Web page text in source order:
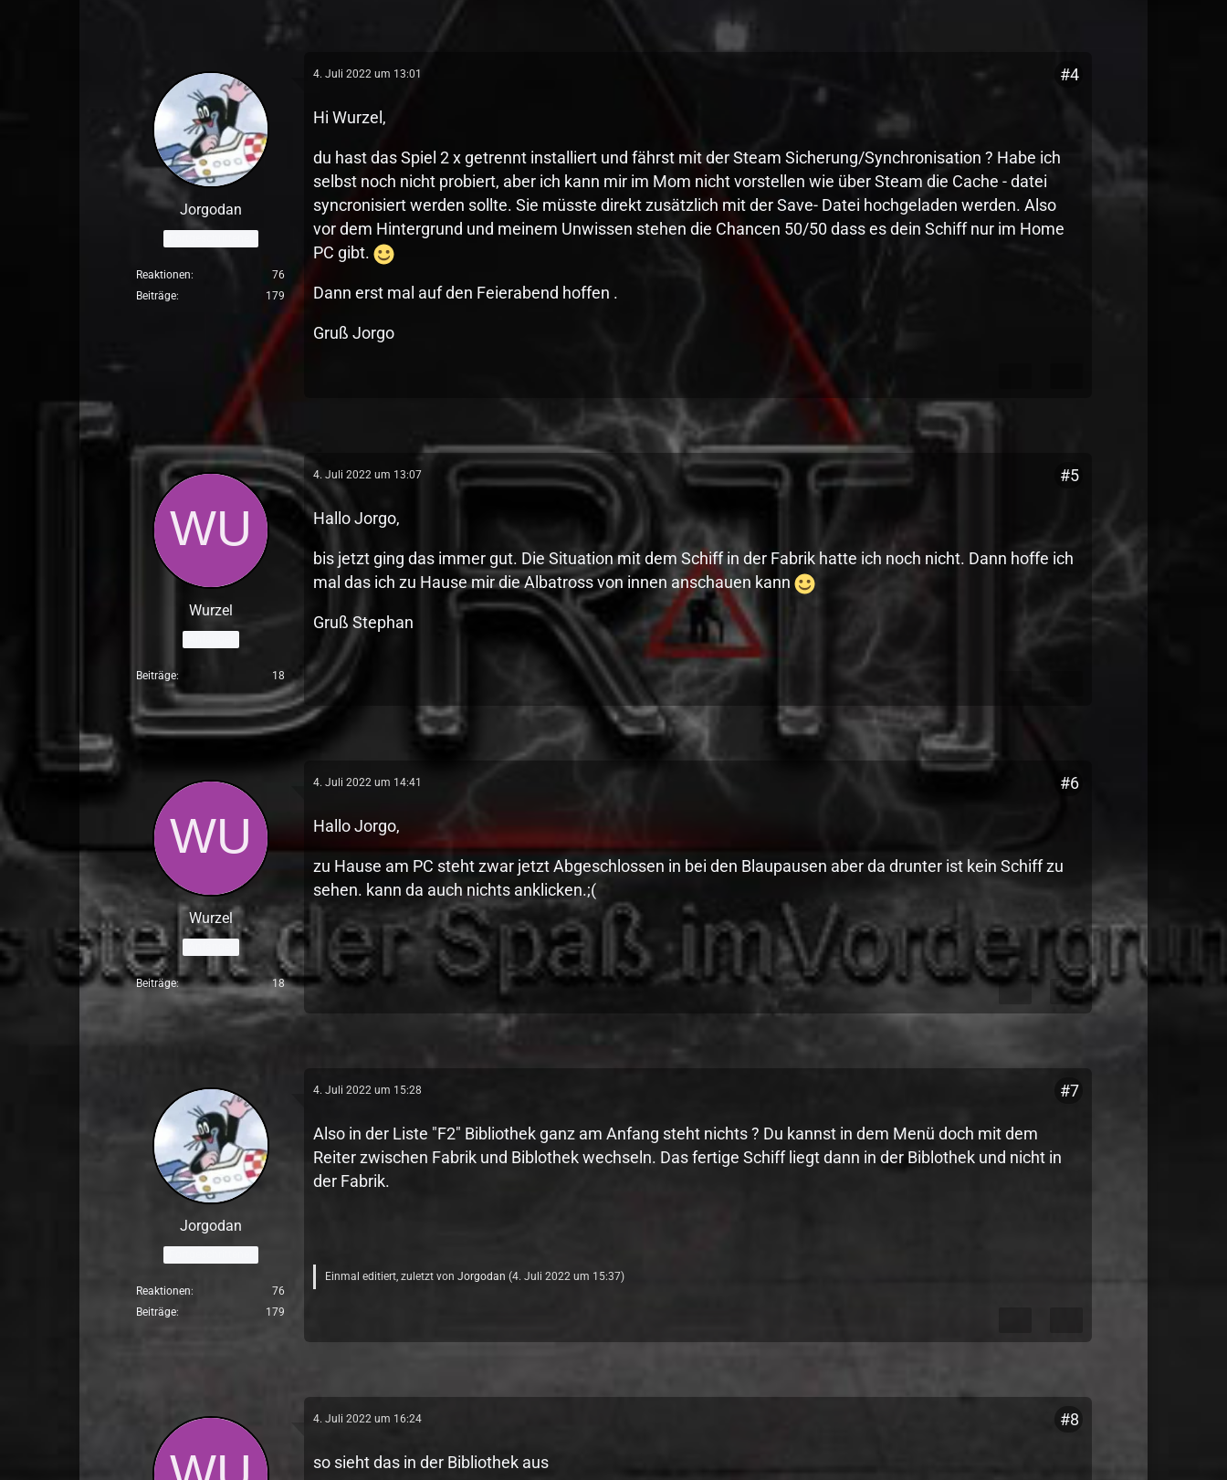
Jorgodan
Reaktionen
76
Beiträge
179
4. Juli 2022 um 13:01 #4
Hi Wurzel,
du hast das Spiel 2 x getrennt installiert und fährst mit der Steam Sicherung/Synchronisation ? Habe ich
selbst noch nicht probiert, aber ich kann mir im Mom nicht vorstellen wie über Steam die Cache - datei
syncronisiert werden sollte. Sie müsste direkt zusätzlich mit der Save- Datei hochgeladen werden. Also
vor dem Hintergrund und meinem Unwissen stehen die Chancen 50/50 dass es dein Schiff nur im Home
PC gibt.
Dann erst mal auf den Feierabend hoffen .
Gruß Jorgo
Wurzel
Beiträge 18
4. Juli 2022 um 13:07 #5
Hallo Jorgo,
bis jetzt ging das immer gut. Die Situation mit dem Schiff in der Fabrik hatte ich noch nicht. Dann hoffe ich
mal das ich zu Hause mir die Albatross von innen anschauen kann
Gruß Stephan
Wurzel
Beiträge 18
4. Juli 2022 um 14:41 #6
Hallo Jorgo,
zu Hause am PC steht zwar jetzt Abgeschlossen in bei den Blaupausen aber da drunter ist kein Schiff zu
sehen. kann da auch nichts anklicken.;(
Jorgodan
Reaktionen
76
Beiträge
179
4. Juli 2022 um 15:28 #7
Also in der Liste "F2" Bibliothek ganz am Anfang steht nichts ? Du kannst in dem Menü doch mit dem
Reiter zwischen Fabrik und Biblothek wechseln. Das fertige Schiff liegt dann in der Biblothek und nicht in
der Fabrik.
Einmal editiert, zuletzt vonJorgodan (4. Juli 2022 um 15:37)
4. Juli 2022 um 16:24 #8
so sieht das in der Bibliothek aus